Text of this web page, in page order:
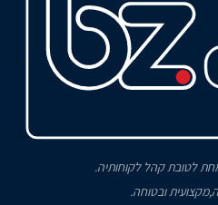
לטובת קהל לקוחותיה.
ובטוחה.